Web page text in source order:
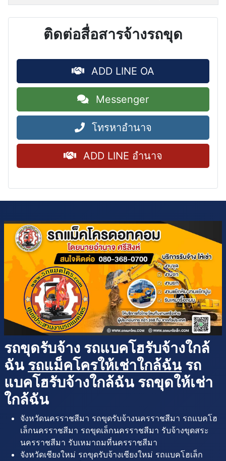
ติดต่อสื่อสารจ้างรถขุด
ADD LINE OA
Messenger
โทรหาอำนาจ
ADD LINE อำนาจ
รถขุดรับจ้าง รถแบคโฮรับจ้างใกล้
ฉัน รถแม็คโครให้เช่าใกล้ฉัน รถ
แบคโฮรับจ้างใกล้ฉัน รถขุดให้เช่า
ใกล้ฉัน
จังหวัดนครราชสีมา รถขุดรับจ้างนครราชสีมา รถแบคโฮ
เล็กนครราชสีมา รถขุดเล็กนครราชสีมา รับจ้างขุดสระ
นครราชสีมา รับเหมาถมที่นครราชสีมา
จังหวัดเชียงใหม่ รถขุดรับจ้างเชียงใหม่ รถแบคโฮเล็ก